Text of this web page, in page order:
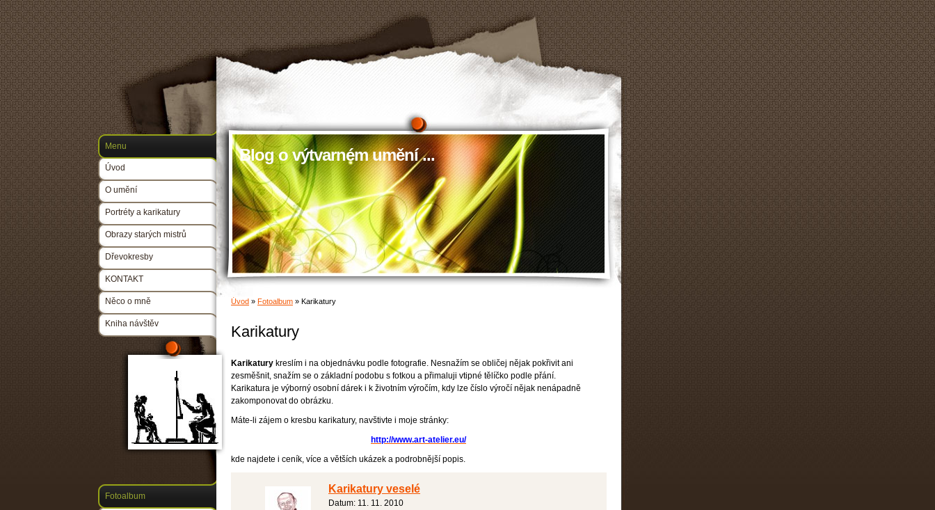
Blog o výtvarném umění ...
Úvod » Fotoalbum » Karikatury
Karikatury
Karikatury kreslím i na objednávku podle fotografie. Nesnažím se obličej nějak pokřivit ani
zesměšnit, snažím se o základní podobu s fotkou a přimaluji vtipné tělíčko podle přání.
Karikatura je výborný osobní dárek i k životním výročím, kdy lze číslo výročí nějak nenápadně
zakomponovat do obrázku.
Máte-li zájem o kresbu karikatury, navštivte i moje stránky:
http://www.art-atelier.eu/
kde najdete i ceník, více a větších ukázek a podrobnější popis.
Karikatury veselé
Datum: 11. 11. 2010
Menu
Úvod
O umění
Portréty a karikatury
Obrazy starých mistrů
Dřevokresby
KONTAKT
Něco o mně
Kniha návštěv
Fotoalbum